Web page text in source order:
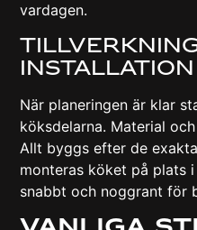
vardagen.
Tillverkning
Installation
När planeringen är klar
köksdelarna. Material
Allt byggs efter de
monteras köket på plats
snabbt och noggrant för